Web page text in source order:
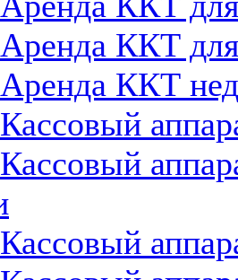
ККТ
ККТ